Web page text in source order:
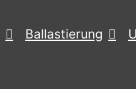
Ballastierung